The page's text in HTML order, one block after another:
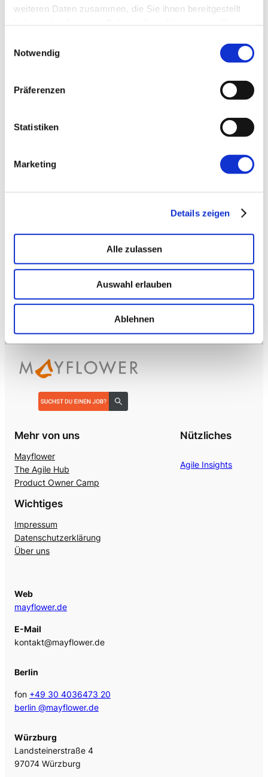
weiteren Daten zusammen, die Sie ihnen bereitgestellt
Notwendig
Präferenzen
Statistiken
Marketing
Details zeigen
Alle zulassen
Auswahl erlauben
Ablehnen
KI-Fundament für Unternehmen. On-prem.
Enterprise VoiceAI→ VOICE
Realtime S2S, keine SaaS-Pipeline. Integriert in alle
gängigen Telefonanlagen.
Mehr von uns
Mayflower
The Agile Hub
Product Owner Camp
Nützliches
Agile Insights
Wichtiges
Impressum
Datenschutzerklärung
Über uns
Web
mayflower.de
E-Mail
kontakt@mayflower.de
Berlin
fon +49 30 4036473 20
berlin @mayflower.de
Würzburg
Landsteinerstraße 4
97074 Würzburg